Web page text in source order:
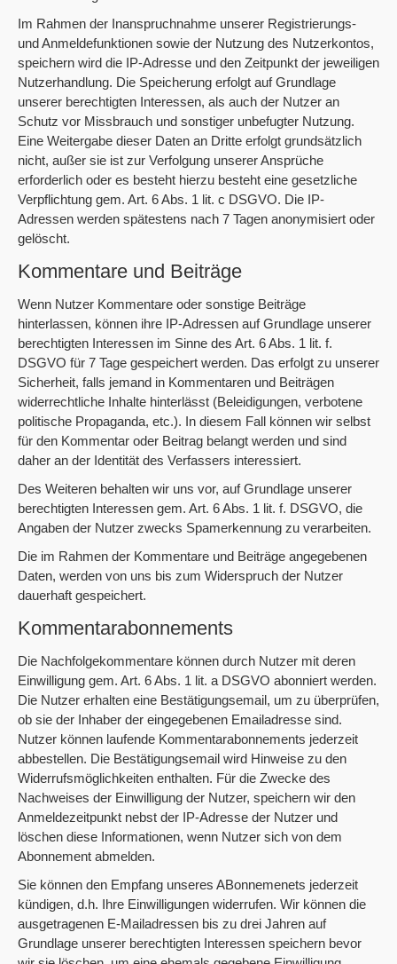
Im Rahmen der Inanspruchnahme unserer Registrierungs-
und Anmeldefunktionen sowie der Nutzung des Nutzerkontos,
speichern wird die IP-Adresse und den Zeitpunkt der jeweiligen
Nutzerhandlung. Die Speicherung erfolgt auf Grundlage
unserer berechtigten Interessen, als auch der Nutzer an
Schutz vor Missbrauch und sonstiger unbefugter Nutzung.
Eine Weitergabe dieser Daten an Dritte erfolgt grundsätzlich
nicht, außer sie ist zur Verfolgung unserer Ansprüche
erforderlich oder es besteht hierzu besteht eine gesetzliche
Verpflichtung gem. Art. 6 Abs. 1 lit. c DSGVO. Die IP-
Adressen werden spätestens nach 7 Tagen anonymisiert oder
gelöscht.
Kommentare und Beiträge
Wenn Nutzer Kommentare oder sonstige Beiträge
hinterlassen, können ihre IP-Adressen auf Grundlage unserer
berechtigten Interessen im Sinne des Art. 6 Abs. 1 lit. f.
DSGVO für 7 Tage gespeichert werden. Das erfolgt zu unserer
Sicherheit, falls jemand in Kommentaren und Beiträgen
widerrechtliche Inhalte hinterlässt (Beleidigungen, verbotene
politische Propaganda, etc.). In diesem Fall können wir selbst
für den Kommentar oder Beitrag belangt werden und sind
daher an der Identität des Verfassers interessiert.
Des Weiteren behalten wir uns vor, auf Grundlage unserer
berechtigten Interessen gem. Art. 6 Abs. 1 lit. f. DSGVO, die
Angaben der Nutzer zwecks Spamerkennung zu verarbeiten.
Die im Rahmen der Kommentare und Beiträge angegebenen
Daten, werden von uns bis zum Widerspruch der Nutzer
dauerhaft gespeichert.
Kommentarabonnements
Die Nachfolgekommentare können durch Nutzer mit deren
Einwilligung gem. Art. 6 Abs. 1 lit. a DSGVO abonniert werden.
Die Nutzer erhalten eine Bestätigungsemail, um zu überprüfen,
ob sie der Inhaber der eingegebenen Emailadresse sind.
Nutzer können laufende Kommentarabonnements jederzeit
abbestellen. Die Bestätigungsemail wird Hinweise zu den
Widerrufsmöglichkeiten enthalten. Für die Zwecke des
Nachweises der Einwilligung der Nutzer, speichern wir den
Anmeldezeitpunkt nebst der IP-Adresse der Nutzer und
löschen diese Informationen, wenn Nutzer sich von dem
Abonnement abmelden.
Sie können den Empfang unseres ABonnemenets jederzeit
kündigen, d.h. Ihre Einwilligungen widerrufen. Wir können die
ausgetragenen E-Mailadressen bis zu drei Jahren auf
Grundlage unserer berechtigten Interessen speichern bevor